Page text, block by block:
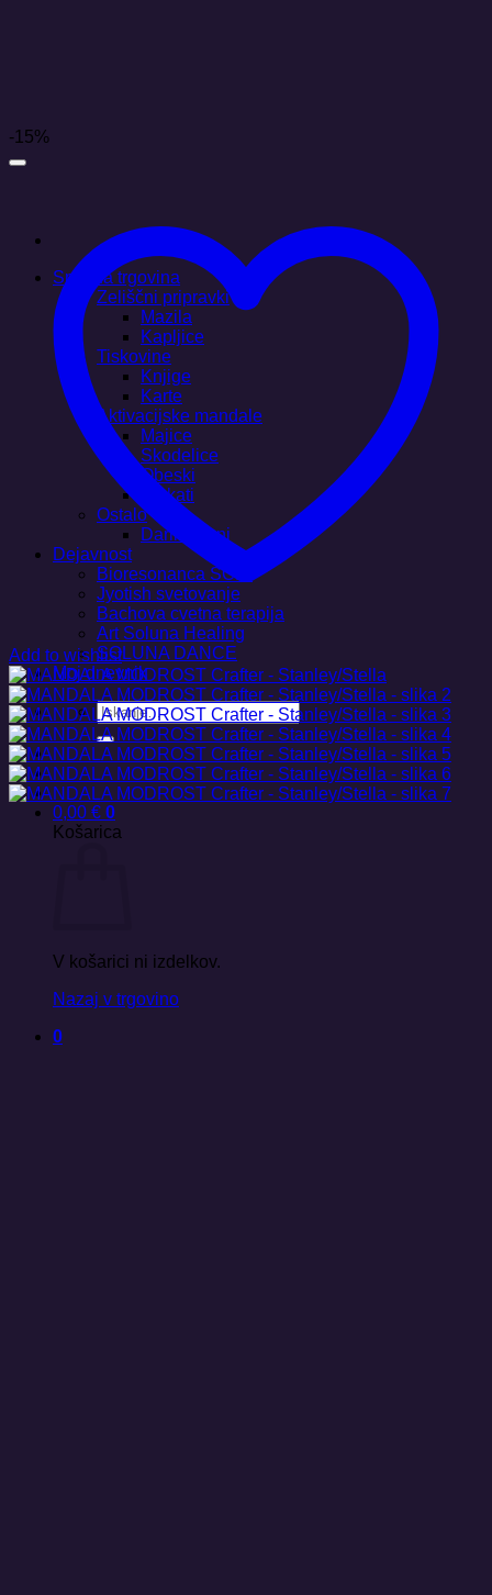
Spletna trgovina
Zeliščni pripravki
Mazila
Kapljice
Tiskovine
Knjige
Karte
Aktivacijske mandale
Majice
Skodelice
Obeski
Plakati
Ostalo
Darilni boni
Dejavnost
Bioresonanca SCIO
Jyotish svetovanje
Bachova cvetna terapija
Art Soluna Healing
SOLUNA DANCE
Moj dnevnik
Išči:
0,00 € 0
Košarica
V košarici ni izdelkov.
Nazaj v trgovino
0
-15%
Add to wishlist